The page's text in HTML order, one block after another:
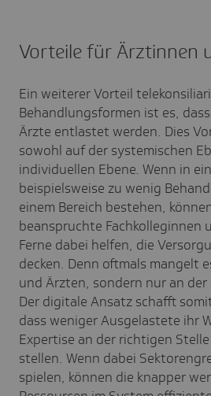
Vorteile für Ärztinnen
Ein weiterer Vorteil
Behandlungsformen ist es,
Ärzte entlastet werden. Dies
sowohl auf der systemischen
individuellen Ebene. Wenn in
beispielsweise zu wenig
einem Bereich bestehen,
beanspruchte Fachkolleginnen
Ferne dabei helfen, die
decken. Denn oftmals mangelt
und Ärzten, sondern nur an
Der digitale Ansatz schafft
dass weniger Ausgelastete ihr
Expertise an der richtigen
stellen. Wenn dabei
spielen, können die knapper